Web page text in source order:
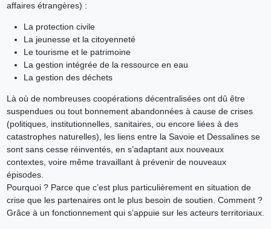
affaires étrangères) :
La protection civile
La jeunesse et la citoyenneté
Le tourisme et le patrimoine
La gestion intégrée de la ressource en eau
La gestion des déchets
Là où de nombreuses coopérations décentralisées ont dû être
suspendues ou tout bonnement abandonnées à cause de crises
(politiques, institutionnelles, sanitaires, ou encore liées à des
catastrophes naturelles), les liens entre la Savoie et Dessalines se
sont sans cesse réinventés, en s’adaptant aux nouveaux
contextes, voire même travaillant à prévenir de nouveaux
épisodes.
Pourquoi ? Parce que c’est plus particulièrement en situation de
crise que les partenaires ont le plus besoin de soutien. Comment ?
Grâce à un fonctionnement qui s’appuie sur les acteurs territoriaux.